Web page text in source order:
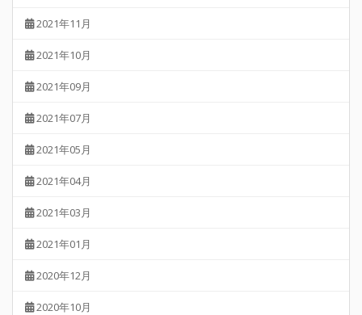
2021年11月
2021年10月
2021年09月
2021年07月
2021年05月
2021年04月
2021年03月
2021年01月
2020年12月
2020年10月